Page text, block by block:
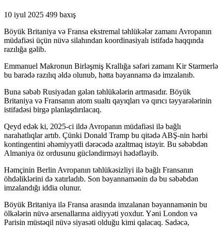
10 iyul 2025 499 baxış
Böyük Britaniya və Fransa ekstremal təhlükələr zamanı Avropanın
müdafiəsi üçün nüvə silahından koordinasiyalı istifadə haqqında
razılığa gəlib.
Emmanuel Makronun Birləşmiş Krallığa səfəri zamanı Kir Starmerlə
bu barədə razılıq əldə olunub, hətta bəyannamə də imzalanıb.
Buna səbəb Rusiyadan gələn təhlükələrin artmasıdır. Böyük
Britaniya və Fransanın atom sualtı qayıqları və qırıcı təyyarələrinin
istifadəsi birgə planlaşdırılacaq.
Qeyd edək ki, 2025-ci ildə Avropanın müdafiəsi ilə bağlı
narahatlıqlar artıb. Çünki Donald Tramp bu qitədə ABŞ-nin hərbi
kontingentini əhəmiyyətli dərəcədə azaltmaq istəyir. Bu səbəbdən
Almaniya öz ordusunu gücləndirməyi hədəfləyib.
Həmçinin Berlin Avropanın təhlükəsizliyi ilə bağlı Fransanın
öhdəliklərini də xatırladıb. Son bəyannamənin də bu səbəbdən
imzalandığı iddia olunur.
Böyük Britaniya ilə Fransa arasında imzalanan bəyannamənin bu
ölkələrin nüvə arsenallarına aidiyyəti yoxdur. Yəni London və
Parisin müstəqil nüvə siyasəti olduğu kimi qalacaq. Sadəcə,